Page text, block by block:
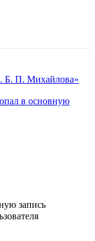
Б. П. Михайлова»
в основную
запись